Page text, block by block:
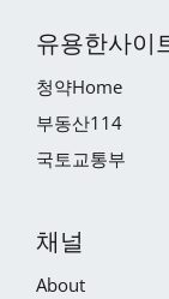
유용한사이
청약Home
부동산114
국토교통부
채널
About